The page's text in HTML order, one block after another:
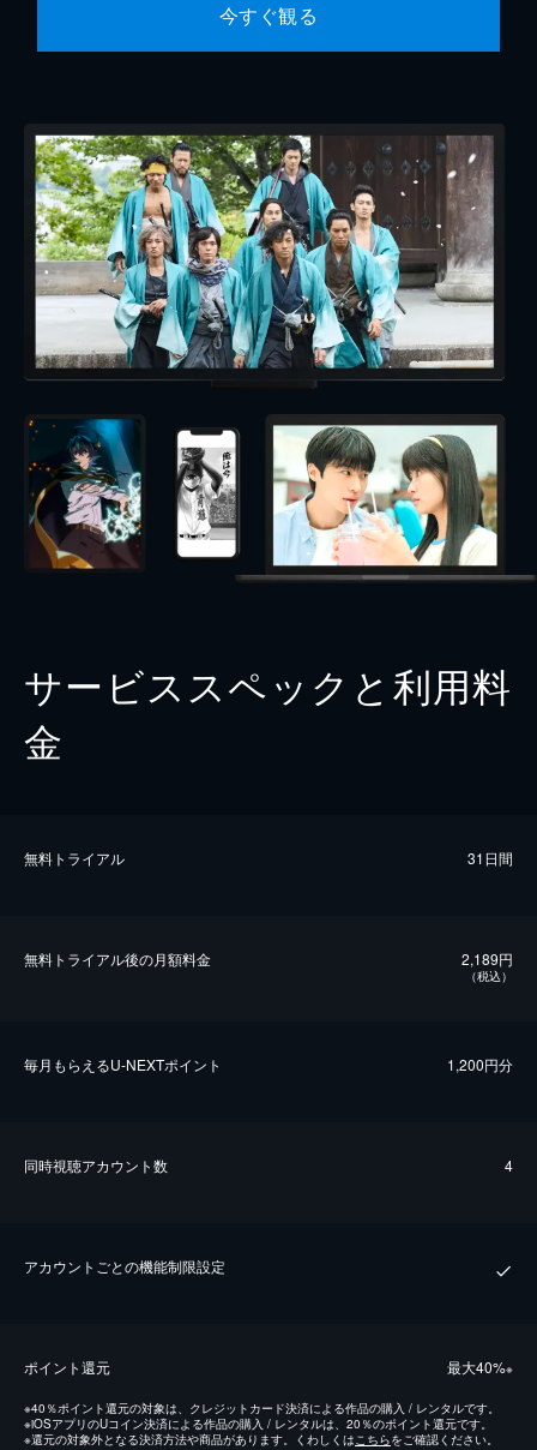
今すぐ観る
サービススペックと利用料
金
無料トライアル 31日間
無料トライアル後の⽉額料金 2,189円
（税込）
毎⽉もらえるU-NEXTポイント 1,200円分
同時視聴アカウント数 4
アカウントごとの機能制限設定
ポイント還元 最⼤40%※
※40％ポイント還元の対象は、クレジットカード決済による作品の購入 / レンタルです。
※iOSアプリのUコイン決済による作品の購入 / レンタルは、20％のポイント還元です。
※還元の対象外となる決済方法や商品があります。くわしくはこちらをご確認ください。